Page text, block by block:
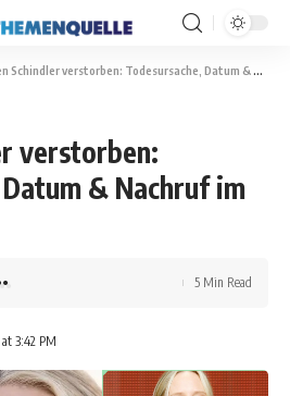
verstorben: Todesursache, Datum & Nachruf im Überblick
verstorben:
& Nachruf im
3:42 PM
5 Min Read